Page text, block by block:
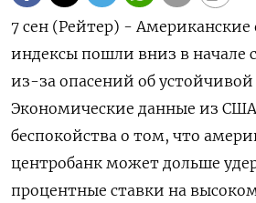
7 сен (Рейтер) -
индексы пошли вниз в начале
из-за опасений об
Экономические данные из
беспокойства о том, что
центробанк может дольше
процентные ставки на